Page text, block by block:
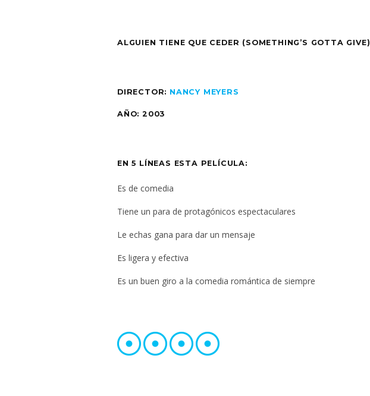
ALGUIEN TIENE QUE CEDER (SOMETHING’S GOTTA GIVE)
DIRECTOR: NANCY MEYERS
AÑO: 2003
EN 5 LÍNEAS ESTA PELÍCULA:
Es de comedia
Tiene un para de protagónicos espectaculares
Le echas gana para dar un mensaje
Es ligera y efectiva
Es un buen giro a la comedia romántica de siempre